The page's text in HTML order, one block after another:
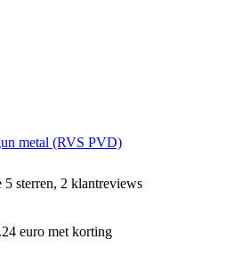
metal (RVS PVD)
5 sterren, 2 klantreviews
euro met korting